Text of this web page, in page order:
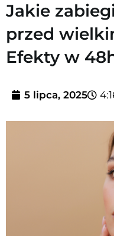
Jakie
przed
Efekty w
5 lipca, 2025